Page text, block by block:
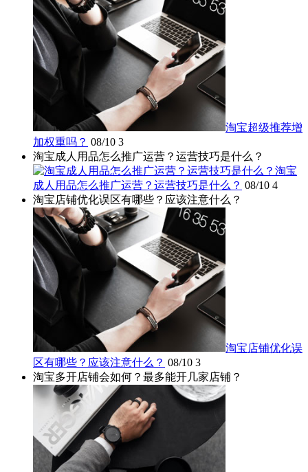
淘宝超级推荐增
加权重吗？ 08/10 3
淘宝成人用品怎么推广运营？运营技巧是什么？
淘宝
成人用品怎么推广运营？运营技巧是什么？ 08/10 4
淘宝店铺优化误区有哪些？应该注意什么？
淘宝店铺优化误
区有哪些？应该注意什么？ 08/10 3
淘宝多开店铺会如何？最多能开几家店铺？